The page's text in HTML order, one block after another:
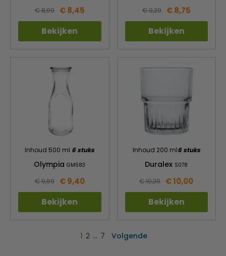
€ 8,99 € 8,45
Bekijken
€ 9,29 € 8,75
Bekijken
Inhoud 500 ml 6 stuks
OlympiaGM583
€ 9,99 € 9,40
Bekijken
Inhoud 200 ml6 stuks
Duralex S078
€ 10,39 € 10,00
Bekijken
1 2 … 7 Volgende